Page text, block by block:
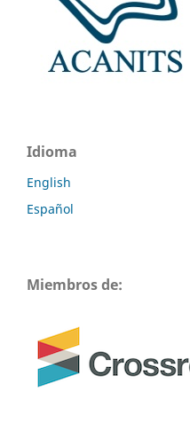
Idioma
English
Español
Miembros de: